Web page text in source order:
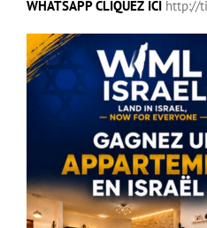
WHATSAPP CLIQUEZ ICI http://